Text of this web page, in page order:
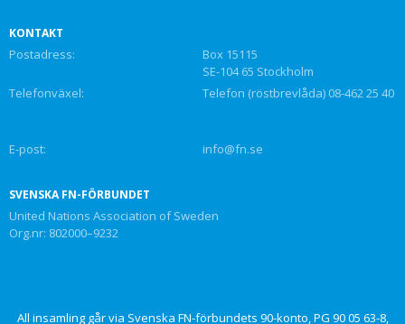
KONTAKT
Postadress:
Box 15115
SE-104 65 Stockholm
Telefonväxel:
Telefon (röstbrevlåda) 08-462 25 40
E-post: info@fn.se
SVENSKA FN-FÖRBUNDET
United Nations Association of Sweden
Org.nr: 802000–9232
All insamling går via Svenska FN-förbundets 90-konto, PG 90 05 63-8,